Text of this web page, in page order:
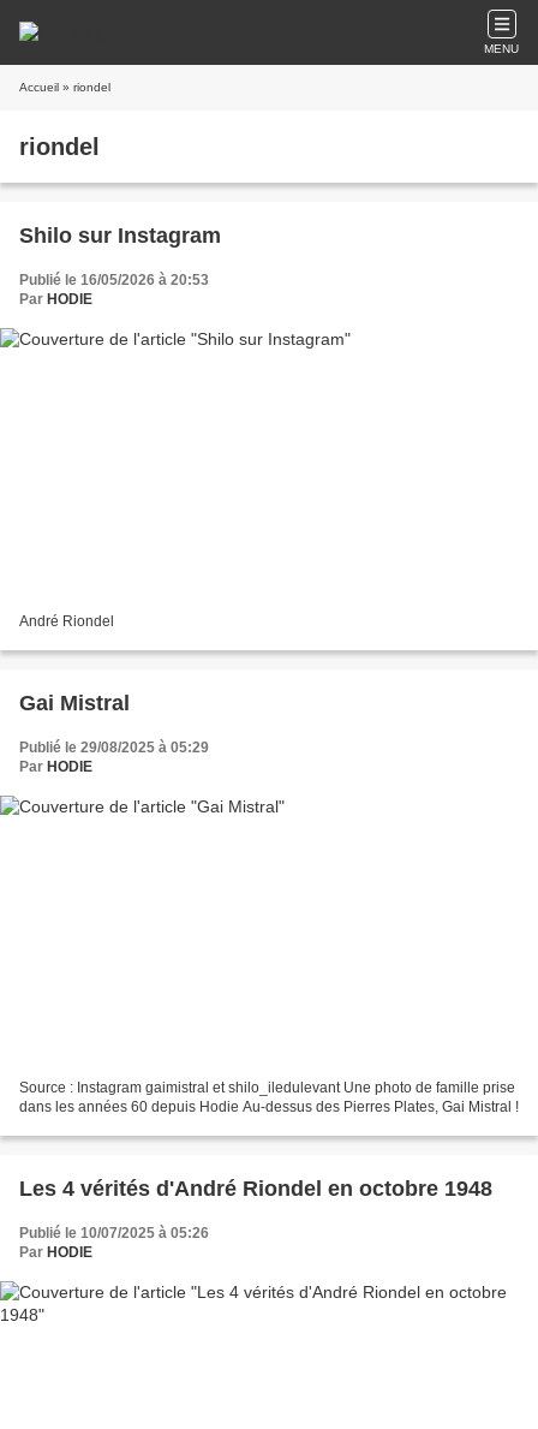
MENU
Accueil » riondel
riondel
Shilo sur Instagram
Publié le 16/05/2026 à 20:53
Par HODIE
André Riondel
Gai Mistral
Publié le 29/08/2025 à 05:29
Par HODIE
Source : Instagram gaimistral et shilo_iledulevant Une photo de famille prise
dans les années 60 depuis Hodie Au-dessus des Pierres Plates, Gai Mistral !
Les 4 vérités d'André Riondel en octobre 1948
Publié le 10/07/2025 à 05:26
Par HODIE